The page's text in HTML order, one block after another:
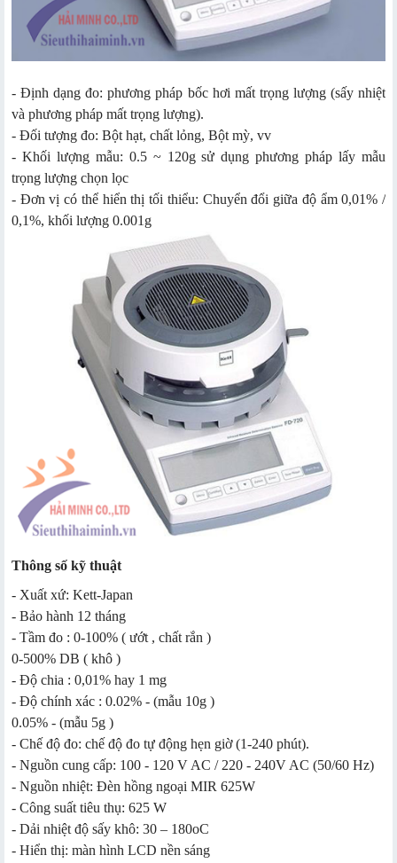
- Định dạng đo: phương pháp bốc hơi mất trọng lượng (sấy nhiệt
và phương pháp mất trọng lượng).
- Đối tượng đo: Bột hạt, chất lỏng, Bột mỳ, vv
- Khối lượng mẫu: 0.5 ~ 120g sử dụng phương pháp lấy mẫu
trọng lượng chọn lọc
- Đơn vị có thể hiển thị tối thiểu: Chuyển đổi giữa độ ẩm 0,01% /
0,1%, khối lượng 0.001g
Thông số kỹ thuật
- Xuất xứ: Kett-Japan
- Bảo hành 12 tháng
- Tầm đo : 0-100% ( ướt , chất rắn )
0-500% DB ( khô )
- Độ chia : 0,01% hay 1 mg
- Độ chính xác : 0.02% - (mẫu 10g )
0.05% - (mẫu 5g )
- Chế độ đo: chế độ đo tự động hẹn giờ (1-240 phút).
- Nguồn cung cấp: 100 - 120 V AC / 220 - 240V AC (50/60 Hz)
- Nguồn nhiệt: Đèn hồng ngoại MIR 625W
- Công suất tiêu thụ: 625 W
- Dải nhiệt độ sấy khô: 30 – 180oC
- Hiển thị: màn hình LCD nền sáng